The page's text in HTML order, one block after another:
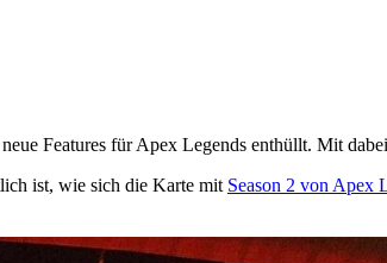
Features für Apex Legends enthüllt. Mit
ist, wie sich die Karte mit Season 2 von Apex